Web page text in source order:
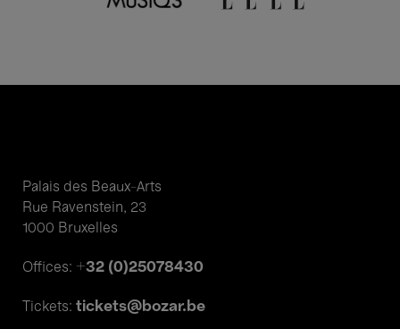
Palais des Beaux-Arts
Rue Ravenstein, 23
1000 Bruxelles
Offices: +32 (0)25078430
Tickets: tickets@bozar.be